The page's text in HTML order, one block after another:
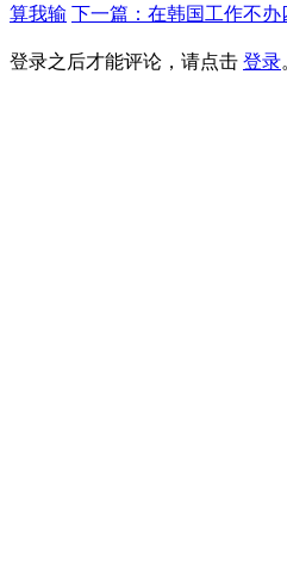
算我输 下一篇：在韩国工作不办
登录之后才能评论，请点击 登录